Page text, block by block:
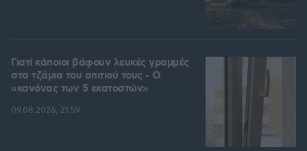
Γιατί κάποιοι βάφουν λευκές γραμμές
στα τζάμια του σπιτιού τους - Ο
«κανόνας των 5 εκατοστών»
09.08.2026, 21:59